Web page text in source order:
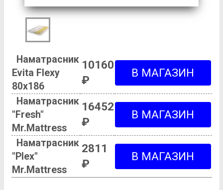
Наматрасник
Evita Flexy
80х186
10160
₽
Наматрасник
"Fresh"
Mr.Mattress
16452
₽
Наматрасник
"Plex"
Mr.Mattress
2811
₽